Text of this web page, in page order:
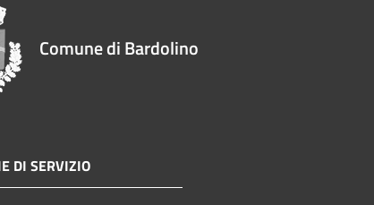
Comune di Bardolino
DI SERVIZIO